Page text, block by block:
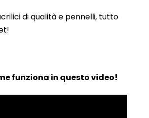
di qualità e pennelli, tutto
funziona in questo video!